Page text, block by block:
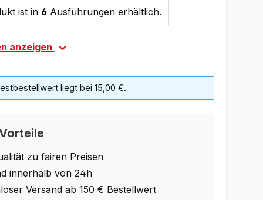
ist in 6Ausführungen erhältlich.
anzeigen
liegt bei 15,00 €.
zu fairen Preisen
innerhalb von 24h
Versand ab 150 € Bestellwert